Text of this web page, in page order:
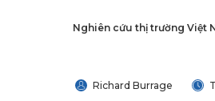
Nghiên cứu thị trường Việt
Richard Burrage